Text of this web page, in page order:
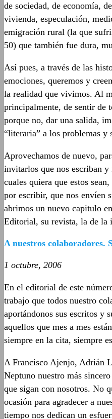
de sociedad, de economía,
vivienda, especulación,
emigración rural (la que
50) que también fue dura,
Así pues, a través de las
emociones, queremos y
la realidad que vivimos. Al
principalmente, de sentir de
porque no, dar una salida,
“literaria” a los problemas y
Aprovechamos de nuevo,
invitarlos que nos escriban y
cuales quiera que estos
por escribir, que nos envíen
abrimos un nuevo capitulo
Editorial, su revista, la de la
A nuestros colaboradores.
1 octubre, 2006
En el editorial de este
trabajo que todos nuestro
aportándonos sus escritos y
aquellos que mes a mes
siempre en la cita, siempre
A Francisco Ajenjo, Adrián
Neptuno nuestro más
que sigan con nosotros. No
ocasión para agradecer a
tiempo nos dedican un